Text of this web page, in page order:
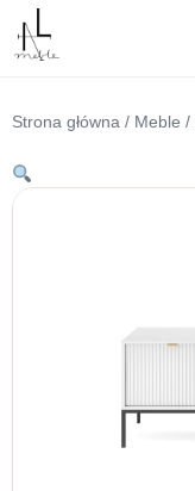
Przejdź
treści
Strona główna / Meble /